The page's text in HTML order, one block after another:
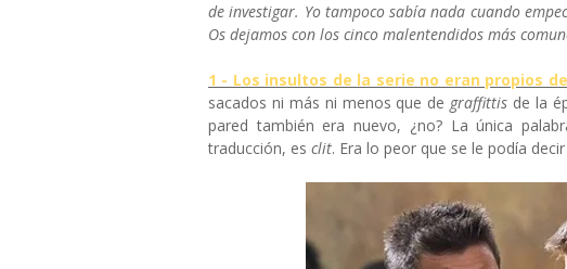
de investigar. Yo tampoco sabía nada cuando
Os dejamos con los cinco malentendidos más
1 - Los insultos de la serie no eran propios
sacados ni más ni menos que de graffittis de la
pared también era nuevo, ¿no? La única
traducción, es clit. Era lo peor que se le podía